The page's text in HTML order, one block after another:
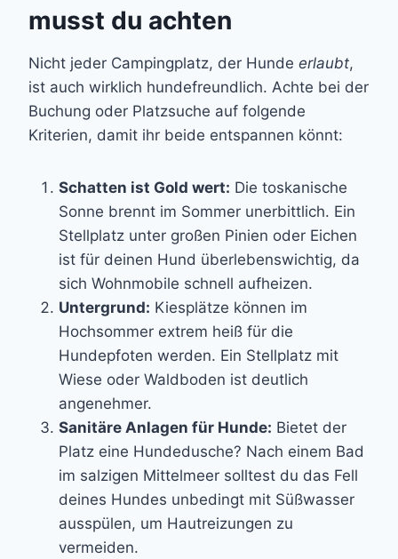
musst du achten
Nicht jeder Campingplatz, der Hunde erlaubt,
ist auch wirklich hundefreundlich. Achte bei der
Buchung oder Platzsuche auf folgende
Kriterien, damit ihr beide entspannen könnt:
Schatten ist Gold wert: Die toskanische
Sonne brennt im Sommer unerbittlich. Ein
Stellplatz unter großen Pinien oder Eichen
ist für deinen Hund überlebenswichtig, da
sich Wohnmobile schnell aufheizen.
Untergrund: Kiesplätze können im
Hochsommer extrem heiß für die
Hundepfoten werden. Ein Stellplatz mit
Wiese oder Waldboden ist deutlich
angenehmer.
Sanitäre Anlagen für Hunde: Bietet der
Platz eine Hundedusche? Nach einem Bad
im salzigen Mittelmeer solltest du das Fell
deines Hundes unbedingt mit Süßwasser
ausspülen, um Hautreizungen zu
vermeiden.